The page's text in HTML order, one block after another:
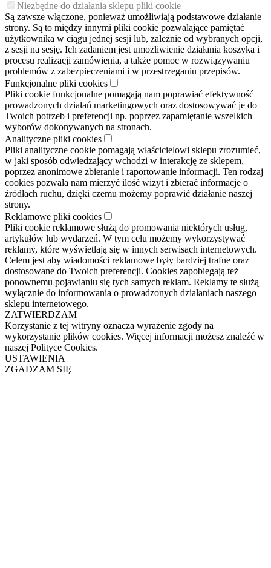
Niezbędne do działania sklepu pliki cookie
Są zawsze włączone, ponieważ umożliwiają podstawowe działanie
strony. Są to między innymi pliki cookie pozwalające pamiętać
użytkownika w ciągu jednej sesji lub, zależnie od wybranych opcji,
z sesji na sesję. Ich zadaniem jest umożliwienie działania koszyka i
procesu realizacji zamówienia, a także pomoc w rozwiązywaniu
problemów z zabezpieczeniami i w przestrzeganiu przepisów.
Funkcjonalne pliki cookies
Pliki cookie funkcjonalne pomagają nam poprawiać efektywność
prowadzonych działań marketingowych oraz dostosowywać je do
Twoich potrzeb i preferencji np. poprzez zapamiętanie wszelkich
wyborów dokonywanych na stronach.
Analityczne pliki cookies
Pliki analityczne cookie pomagają właścicielowi sklepu zrozumieć,
w jaki sposób odwiedzający wchodzi w interakcję ze sklepem,
poprzez anonimowe zbieranie i raportowanie informacji. Ten rodzaj
cookies pozwala nam mierzyć ilość wizyt i zbierać informacje o
źródłach ruchu, dzięki czemu możemy poprawić działanie naszej
strony.
Reklamowe pliki cookies
Pliki cookie reklamowe służą do promowania niektórych usług,
artykułów lub wydarzeń. W tym celu możemy wykorzystywać
reklamy, które wyświetlają się w innych serwisach internetowych.
Celem jest aby wiadomości reklamowe były bardziej trafne oraz
dostosowane do Twoich preferencji. Cookies zapobiegają też
ponownemu pojawianiu się tych samych reklam. Reklamy te służą
wyłącznie do informowania o prowadzonych działaniach naszego
sklepu internetowego.
ZATWIERDZAM
Korzystanie z tej witryny oznacza wyrażenie zgody na
wykorzystanie plików cookies. Więcej informacji możesz znaleźć w
naszej Polityce Cookies.
USTAWIENIA
ZGADZAM SIĘ